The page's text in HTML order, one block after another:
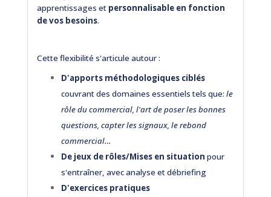
apprentissages et personnalisable en fonction
de vos besoins.
Cette flexibilité s'articule autour :
D'apports méthodologiques ciblés
couvrant des domaines essentiels tels que: le
rôle du commercial, l'art de poser les bonnes
questions, capter les signaux, le rebond
commercial…
De jeux de rôles/Mises en situation pour
s'entraîner, avec analyse et débriefing
D'exercices pratiques